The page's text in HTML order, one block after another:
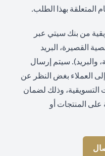
المتعلقة بهذا الطلب.
من بنك سيتي عبر
القصيرة، البريد
والبريد). سيتم إرسال
إلى العملاء بغض النظر عن
التسويقية، وذلك لضمان
على المنتجات أو